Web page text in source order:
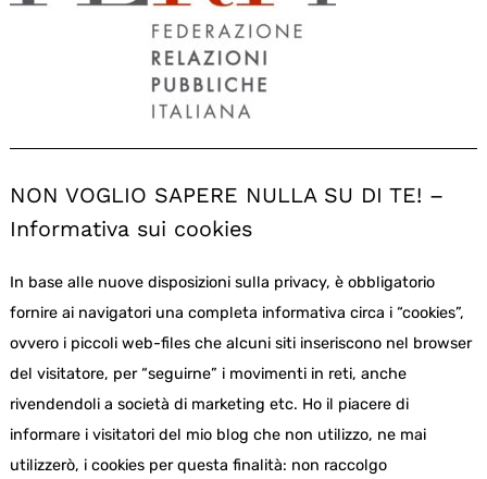
NON VOGLIO SAPERE NULLA SU DI TE! –
Informativa sui cookies
In base alle nuove disposizioni sulla privacy, è obbligatorio
fornire ai navigatori una completa informativa circa i “cookies”,
ovvero i piccoli web-files che alcuni siti inseriscono nel browser
del visitatore, per “seguirne” i movimenti in reti, anche
rivendendoli a società di marketing etc. Ho il piacere di
informare i visitatori del mio blog che non utilizzo, ne mai
utilizzerò, i cookies per questa finalità: non raccolgo